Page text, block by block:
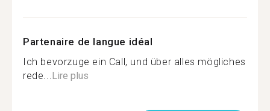
Partenaire de langue idéal
Ich bevorzuge ein Call, und über alles mögliches
rede...Lire plus